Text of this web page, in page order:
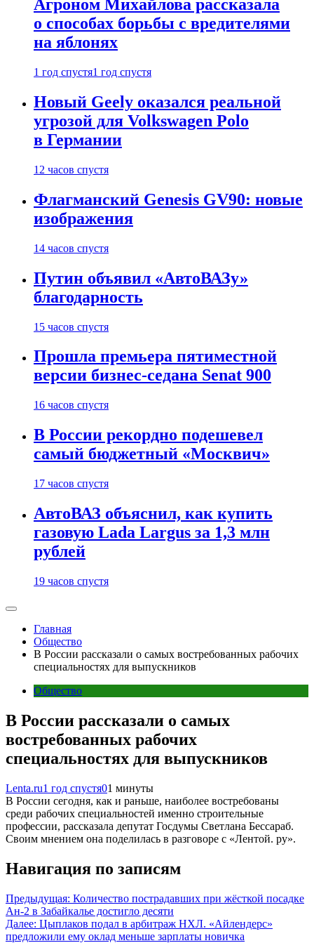
Агроном Михайлова рассказала
о способах борьбы с вредителями
на яблонях
1 год спустя1 год спустя
Новый Geely оказался реальной
угрозой для Volkswagen Polo
в Германии
12 часов спустя
Флагманский Genesis GV90: новые
изображения
14 часов спустя
Путин объявил «АвтоВАЗу»
благодарность
15 часов спустя
Прошла премьера пятиместной
версии бизнес-седана Senat 900
16 часов спустя
В России рекордно подешевел
самый бюджетный «Москвич»
17 часов спустя
АвтоВАЗ объяснил, как купить
газовую Lada Largus за 1,3 млн
рублей
19 часов спустя
Главная
Общество
В России рассказали о самых востребованных рабочих
специальностях для выпускников
Общество
В России рассказали о самых
востребованных рабочих
специальностях для выпускников
Lenta.ru1 год спустя01 минуты
В России сегодня, как и раньше, наиболее востребованы
среди рабочих специальностей именно строительные
профессии, рассказала депутат Госдумы Светлана Бессараб.
Своим мнением она поделилась в разговоре с «Лентой. ру».
Навигация по записям
Предыдущая: Количество пострадавших при жёсткой посадке
Ан-2 в Забайкалье достигло десяти
Далее: Цыплаков подал в арбитраж НХЛ. «Айлендерс»
предложили ему оклад меньше зарплаты новичка